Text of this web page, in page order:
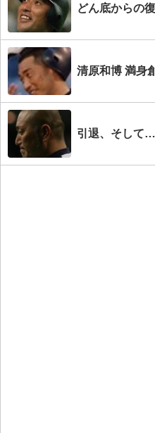
どん底からの
清原和博 満身
引退、そして…